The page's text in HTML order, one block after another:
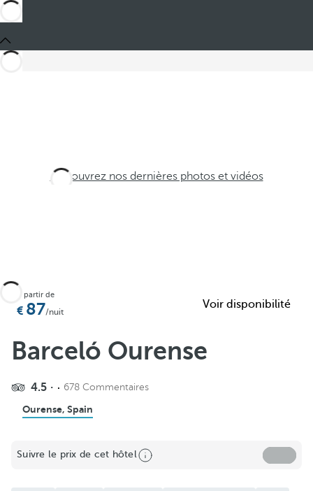
Découvrez nos dernières photos et vidéos
À partir de
87/nuit
Voir disponibilité
Barceló Ourense
4.5 678 Commentaires
Ourense, Spain
Suivre le prix de cet hôtel